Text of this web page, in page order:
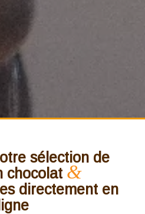
sélection de
chocolat &
directement en
ligne